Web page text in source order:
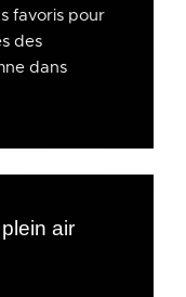
favoris pour
des
dans
air